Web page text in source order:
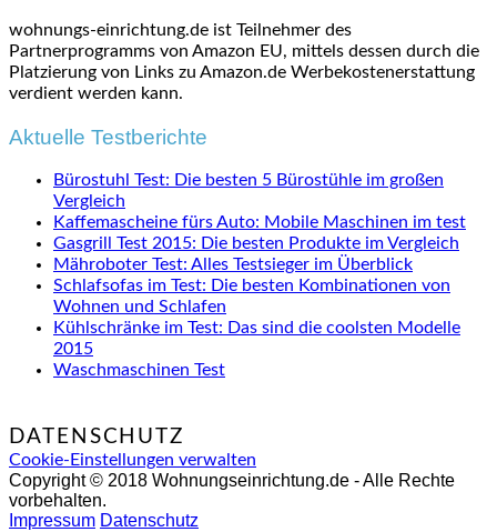
wohnungs-einrichtung.de ist Teilnehmer des
Partnerprogramms von Amazon EU, mittels dessen durch die
Platzierung von Links zu Amazon.de Werbekostenerstattung
verdient werden kann.
Aktuelle Testberichte
Bürostuhl Test: Die besten 5 Bürostühle im großen
Vergleich
Kaffemascheine fürs Auto: Mobile Maschinen im test
Gasgrill Test 2015: Die besten Produkte im Vergleich
Mähroboter Test: Alles Testsieger im Überblick
Schlafsofas im Test: Die besten Kombinationen von
Wohnen und Schlafen
Kühlschränke im Test: Das sind die coolsten Modelle
2015
Waschmaschinen Test
DATENSCHUTZ
Cookie-Einstellungen verwalten
Copyright © 2018 Wohnungseinrichtung.de - Alle Rechte
vorbehalten.
Impressum Datenschutz